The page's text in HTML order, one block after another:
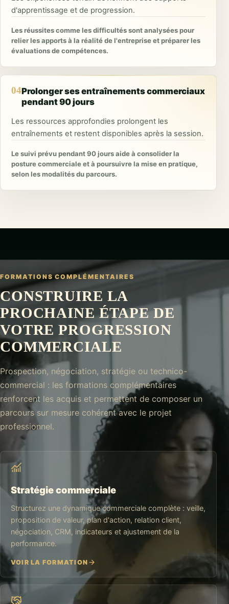
d'apprentissage et de progression.
Les réussites comme les difficultés sont analysées pour
relier les apports à la réalité de l'entreprise et préparer les
évaluations de compétences.
04Prolonger ses entraînements commerciaux
pendant 90 jours
Les ressources approfondies prolongent les
entraînements et restent disponibles après la session.
Le suivi prévu pendant 90 jours aide à consolider la
posture commerciale et à poursuivre la mise en pratique,
selon les modalités du parcours.
FORMATIONS COMPLÉMENTAIRES
CONSTRUIRE LA
PROCHAINE ÉTAPE DE
VOTRE PROGRESSION
COMMERCIALE
Prospection, négociation, stratégie ou technico-
commercial : les formations complémentaires
renforcent les acquis et permettent de composer un
parcours sur mesure cohérent avec le projet
professionnel.
Stratégie commerciale
Structurez une dynamique commerciale complète : veille,
proposition de valeur, plan d'action, relation client,
négociation, CRM, indicateurs et ajustement de la
performance.
VOIR LA FORMATION